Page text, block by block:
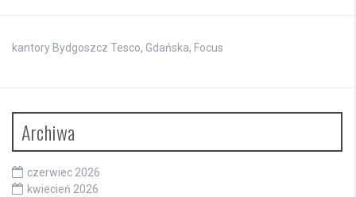
kantory Bydgoszcz Tesco, Gdańska, Focus
Archiwa
czerwiec 2026
kwiecień 2026